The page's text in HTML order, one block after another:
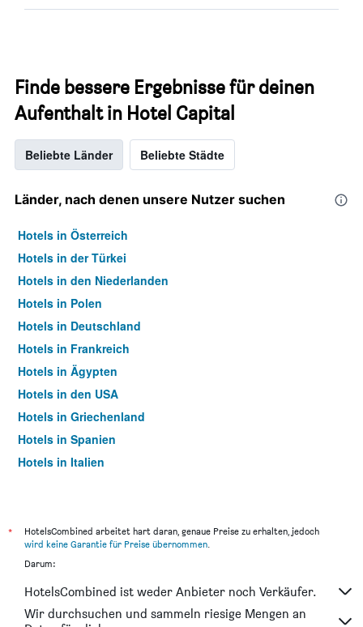
Finde bessere Ergebnisse für deinen
Aufenthalt in Hotel Capital
Beliebte Länder Beliebte Städte
Länder, nach denen unsere Nutzer suchen
Hotels in Österreich
Hotels in der Türkei
Hotels in den Niederlanden
Hotels in Polen
Hotels in Deutschland
Hotels in Frankreich
Hotels in Ägypten
Hotels in den USA
Hotels in Griechenland
Hotels in Spanien
Hotels in Italien
*
HotelsCombined arbeitet hart daran, genaue Preise zu erhalten, jedoch
wird keine Garantie für Preise übernommen.
Darum:
HotelsCombined ist weder Anbieter noch Verkäufer.
Wir durchsuchen und sammeln riesige Mengen an